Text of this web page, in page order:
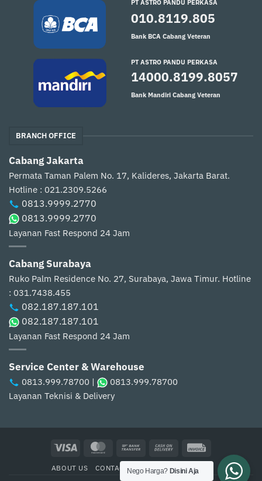
PT ASTRO PANDU PERKASA
010.8119.805
Bank BCA Cabang Veteran
PT ASTRO PANDU PERKASA
14000.8199.8057
Bank Mandiri Cabang Veteran
BRANCH OFFICE
Cabang Jakarta
Permata Taman Palem No. 17, Kalideres, Jakarta Barat.
Hotline : 021.2309.5266
0813.9999.2770
0813.9999.2770
Layanan Fast Respond 24 Jam
Cabang Surabaya
Ruko Palm Residence No. 27, Surabaya, Jawa Timur. Hotline
: 031.7438.455
082.187.187.101
082.187.187.101
Layanan Fast Respond 24 Jam
Service Center & Warehouse
0813.999.78700 | 0813.999.78700
Layanan Teknisi & Delivery
Visa MasterCardBank
Transfer
Cash
On
Delivery
ABOUT US CONTACT US CARA PEMBELIAN
Nego Harga? Disini Aja